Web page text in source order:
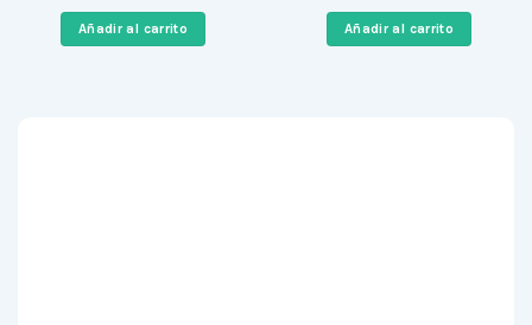
era:
955,00 €.
Añadir al carrito
era:
399,00 €.
es:
249,00
Añadir al carrito